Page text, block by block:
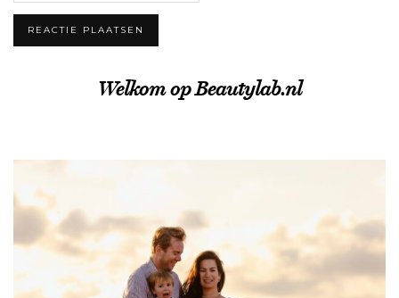
Welkom op Beautylab.nl